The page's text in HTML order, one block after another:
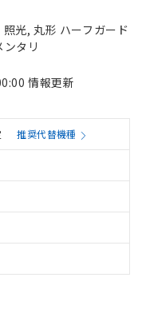
光, 丸形 ハーフガード
タリ
情報更新
推奨代替機種